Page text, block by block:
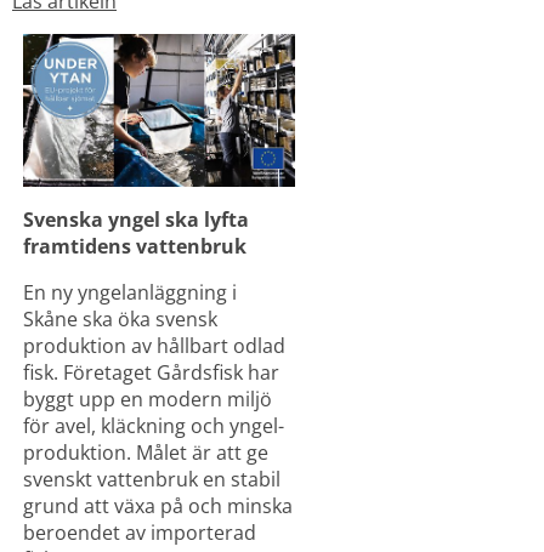
Svenska yngel ska lyfta
framtidens vattenbruk
En ny yngelanläggning i
Skåne ska öka svensk
produktion av hållbart odlad
fisk. Företaget Gårdsfisk har
byggt upp en modern miljö
för avel, kläckning och yngel­
produktion. Målet är att ge
svenskt vattenbruk en stabil
grund att växa på och minska
beroendet av importerad